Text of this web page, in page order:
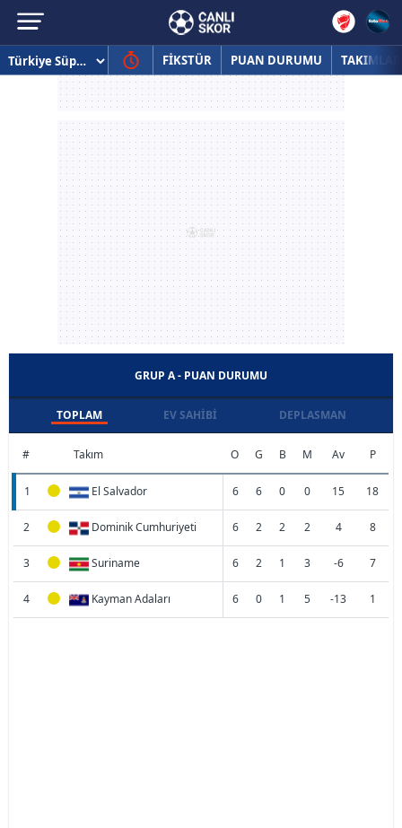
FİKSTÜR PUAN DURUMU TAKIMLAR
GRUP A - PUAN DURUMU
TOPLAM EV SAHIBI DEPLASMAN
# Takım O G B M Av P
1 El Salvador 6 6 0 0 15 18
2 Dominik Cumhuriyeti 6 2 2 2 4 8
3 Suriname 6 2 1 3 -6 7
4 Kayman Adaları 6 0 1 5 -13 1